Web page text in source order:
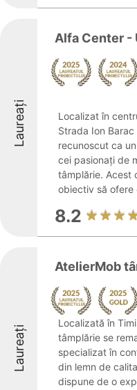
Laureați
Alfa Center -
Localizat în
Strada Ion
recunoscut ca
cei pasionați de
tâmplărie. Acest
obiectiv să ofere
8.2
Laureați
AtelierMob
Localizată în
tâmplărie se
specializat în
din lemn de
dispune de o